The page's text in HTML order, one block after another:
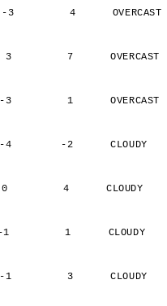
4      OVERCAST
7      OVERCAST
1      OVERCAST
-2      CLOUDY
0         4      CLOUDY
-1         1      CLOUDY
3      CLOUDY